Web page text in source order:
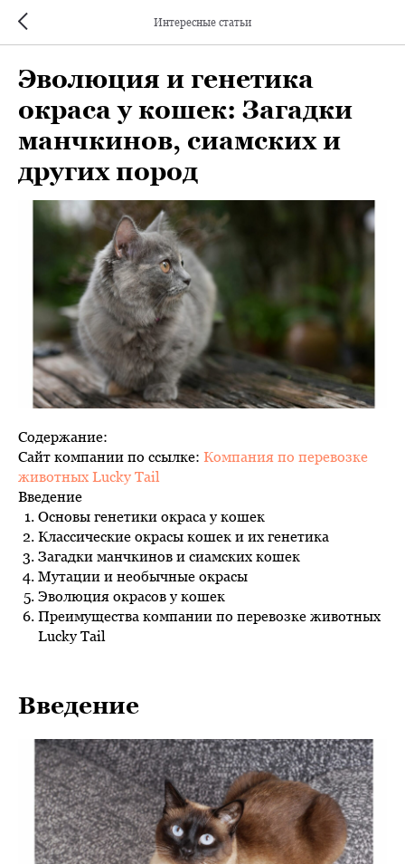
Интересные статьи
Эволюция и генетика
окраса у кошек: Загадки
манчкинов, сиамских и
других пород
Содержание:
Сайт компании по ссылке: Компания по перевозке
животных Lucky Tail
Введение
Основы генетики окраса у кошек
Классические окрасы кошек и их генетика
Загадки манчкинов и сиамских кошек
Мутации и необычные окрасы
Эволюция окрасов у кошек
Преимущества компании по перевозке животных
Lucky Tail
Введение